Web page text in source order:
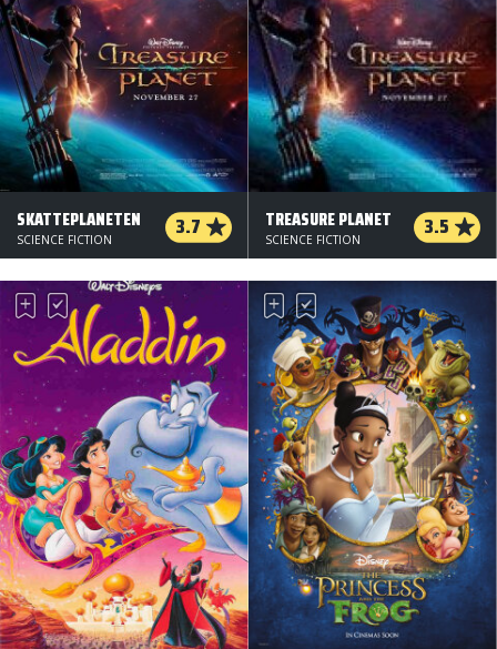
SKATTEPLANETEN 3.7
SCIENCE FICTION
TREASURE PLANET 3.5
SCIENCE FICTION